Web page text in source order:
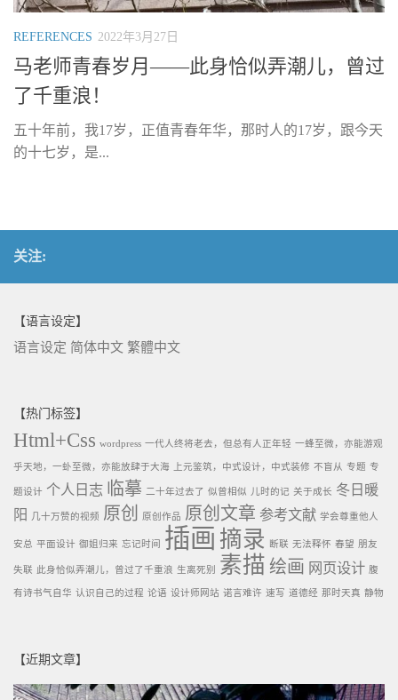
REFERENCES 2022年3月27日
马老师青春岁月——此身恰似弄潮儿，曾过
了千重浪！
五十年前，我17岁，正值青春年华，那时人的17岁，跟今天
的十七岁，是...
关注:
【语言设定】
语言设定 简体中文 繁體中文
【热门标签】
Html+Css wordpress 一代人终将老去，但总有人正年轻 一蜂至微，亦能游观
乎天地，一虲至微，亦能放肆于大海 上元鉴筑，中式设计，中式装修 不盲从 专题 专
题设计 个人日志 临摹 二十年过去了 似曾相似 儿时的记 关于成长 冬日暖
阳
几十万赞的视频 原创 原创作品 原创文章 参考文献 学会尊重他人
安总 平面设计 御姐归来 忘记时间 插画 摘录 断联 无法释怀 春望 朋友
失联 此身恰似弄潮儿，曾过了千重浪 生离死别 素描 绘画 网页设计 腹
有诗书气自华 认识自己的过程 论语 设计师网站 诺言难许 速写 道德经 那时天真 静物
【近期文章】